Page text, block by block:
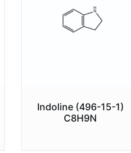
Indoline (496-15-1)
C8H9N